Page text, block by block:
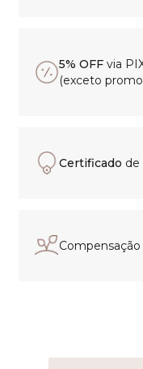
5% OFF via
(exceto
Certificado de
Compensação